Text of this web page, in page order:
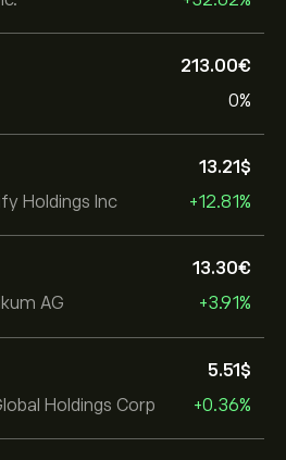
213.00‎€‎
0%
Holdings Inc
13.21‎$‎
+12.81%
AG
13.30‎€‎
+3.91%
Holdings Corp
5.51‎$‎
+0.36%